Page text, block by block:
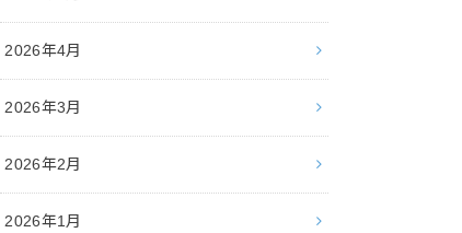
2026年4月
2026年3月
2026年2月
2026年1月